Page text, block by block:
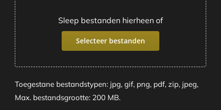
Sleep bestanden hierheen of
Selecteer bestanden
Toegestane bestandstypen: jpg, gif, png, pdf, zip, jpeg,
Max. bestandsgrootte: 200 MB.